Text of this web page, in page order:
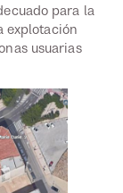
para la
explotación
usuarias